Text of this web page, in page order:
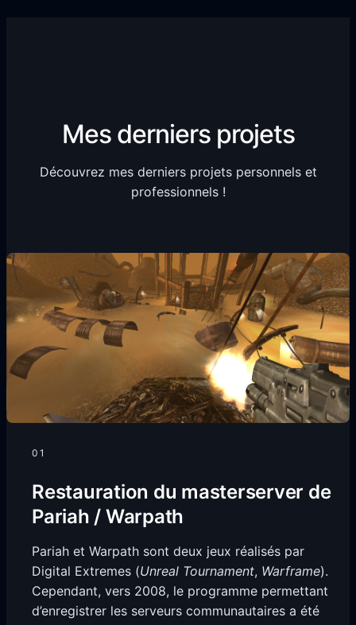
Mes derniers projets
Découvrez mes derniers projets personnels et
professionnels !
01
Restauration du masterserver de
Pariah / Warpath
Pariah et Warpath sont deux jeux réalisés par
Digital Extremes (Unreal Tournament, Warframe).
Cependant, vers 2008, le programme permettant
d’enregistrer les serveurs communautaires a été